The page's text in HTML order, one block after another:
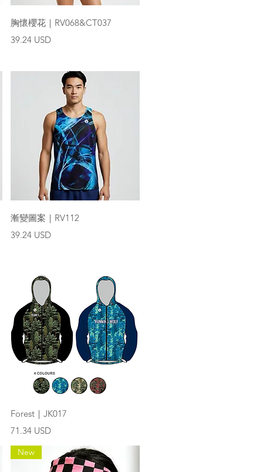
快速瀏覽
胸懷櫻花｜RV068&CT037
價格
39.24 USD
快速瀏覽
漸變圖案｜RV112
價格
39.24 USD
快速瀏覽
Forest｜JK017
價格
71.34 USD
New